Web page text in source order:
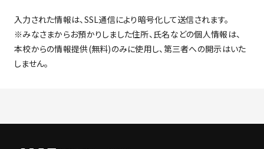
入力された情報は、SSL通信により暗号化して送信されます。
※みなさまからお預かりしました住所、氏名などの個人情報は、
本校からの情報提供(無料)のみに使用し、第三者への開示はいた
しません。